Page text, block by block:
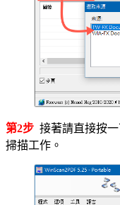
第2步 接著請直接按一
掃描工作。